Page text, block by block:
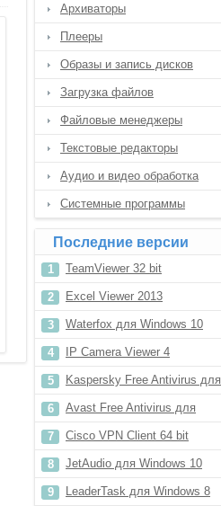
Архиваторы
Плееры
Образы и запись дисков
Загрузка файлов
Файловые менеджеры
Текстовые редакторы
Аудио и видео обработка
Системные программы
Последние версии
TeamViewer 32 bit
Excel Viewer 2013
Waterfox для Windows 10
IP Camera Viewer 4
Kaspersky Free Antivirus для
Windows 8.1
Avast Free Antivirus для
Windows 8.1
Cisco VPN Client 64 bit
JetAudio для Windows 10
LeaderTask для Windows 8